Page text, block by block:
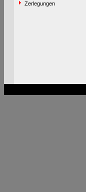
Zerlegungen